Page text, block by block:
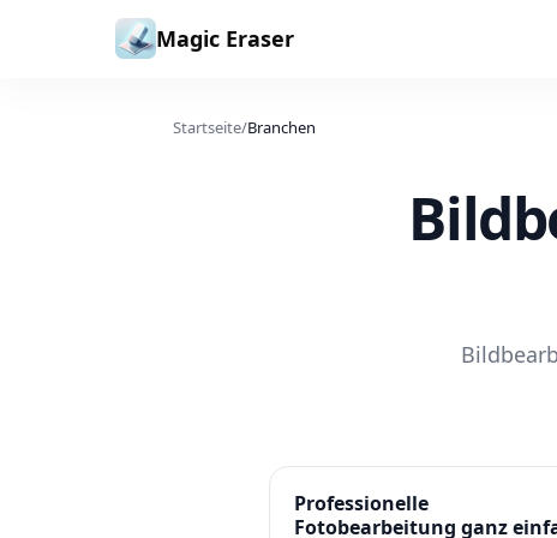
Zum Inhalt springen
Magic Eraser
Startseite/Branchen
Professionelle
Fotobearbeitung ganz